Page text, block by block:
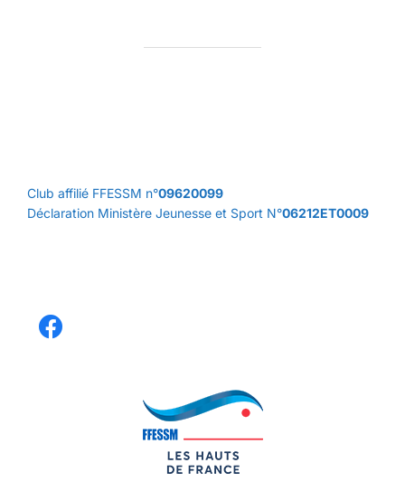
Club affilié FFESSM n°09620099
Déclaration Ministère Jeunesse et Sport N°06212ET0009